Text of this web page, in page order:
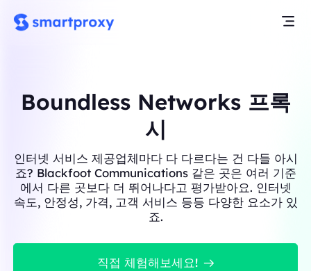
Boundless Networks 프록
시
인터넷 서비스 제공업체마다 다 다르다는 건 다들 아시
죠? Blackfoot Communications 같은 곳은 여러 기준
에서 다른 곳보다 더 뛰어나다고 평가받아요. 인터넷
속도, 안정성, 가격, 고객 서비스 등등 다양한 요소가 있
죠.
직접 체험해보세요!